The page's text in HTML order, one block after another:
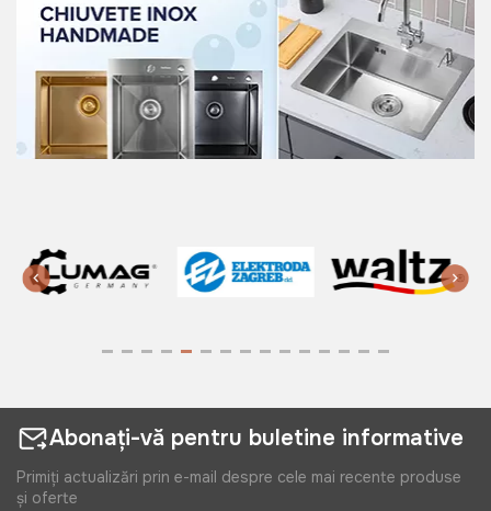
Abonați-vă pentru buletine informative
Primiți actualizări prin e-mail despre cele mai recente produse
și oferte